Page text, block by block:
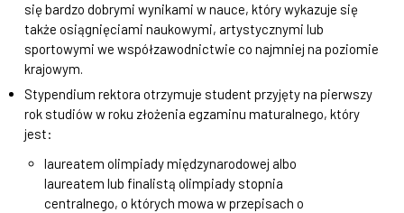
się bardzo dobrymi wynikami w nauce, który wykazuje się
także osiągnięciami naukowymi, artystycznymi lub
sportowymi we współzawodnictwie co najmniej na poziomie
krajowym.
Stypendium rektora otrzymuje student przyjęty na pierwszy
rok studiów w roku złożenia egzaminu maturalnego, który
jest:
laureatem olimpiady międzynarodowej albo
laureatem lub finalistą olimpiady stopnia
centralnego, o których mowa w przepisach o